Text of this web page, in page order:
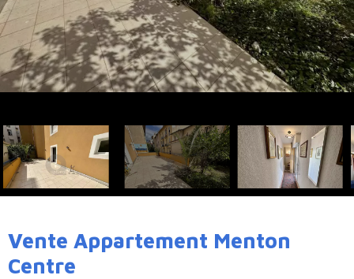
Vente Appartement Menton
Centre